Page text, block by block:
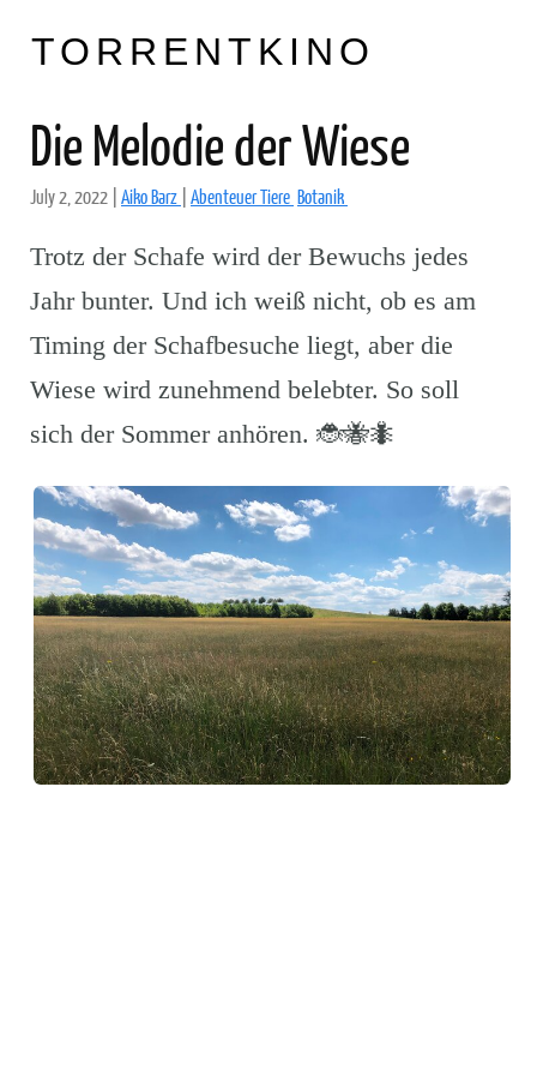
TORRENTKINO
Die Melodie der Wiese
July 2, 2022 Aiko Barz Abenteuer Tiere Botanik
Trotz der Schafe wird der Bewuchs jedes
Jahr bunter. Und ich weiß nicht, ob es am
Timing der Schafbesuche liegt, aber die
Wiese wird zunehmend belebter. So soll
sich der Sommer anhören. 🐞🐝🐜